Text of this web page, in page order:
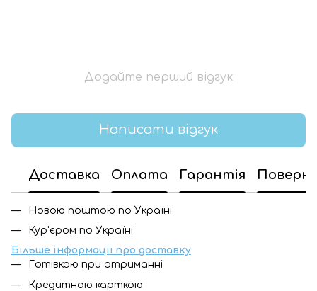
Додайте перший відгук
Написати відгук
Доставка Оплата Гарантія
Новою поштою по Україні
Кур'єром по Україні
Більше інформації про доставку
Готівкою при отриманні
Кредитною карткою